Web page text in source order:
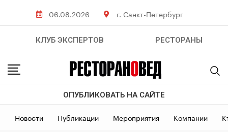
06.08.2026 г. Санкт-Петербург
КЛУБ ЭКСПЕРТОВ РЕСТОРАНЫ
ОПУБЛИКОВАТЬ НА САЙТЕ
Новости Публикации Мероприятия Компании